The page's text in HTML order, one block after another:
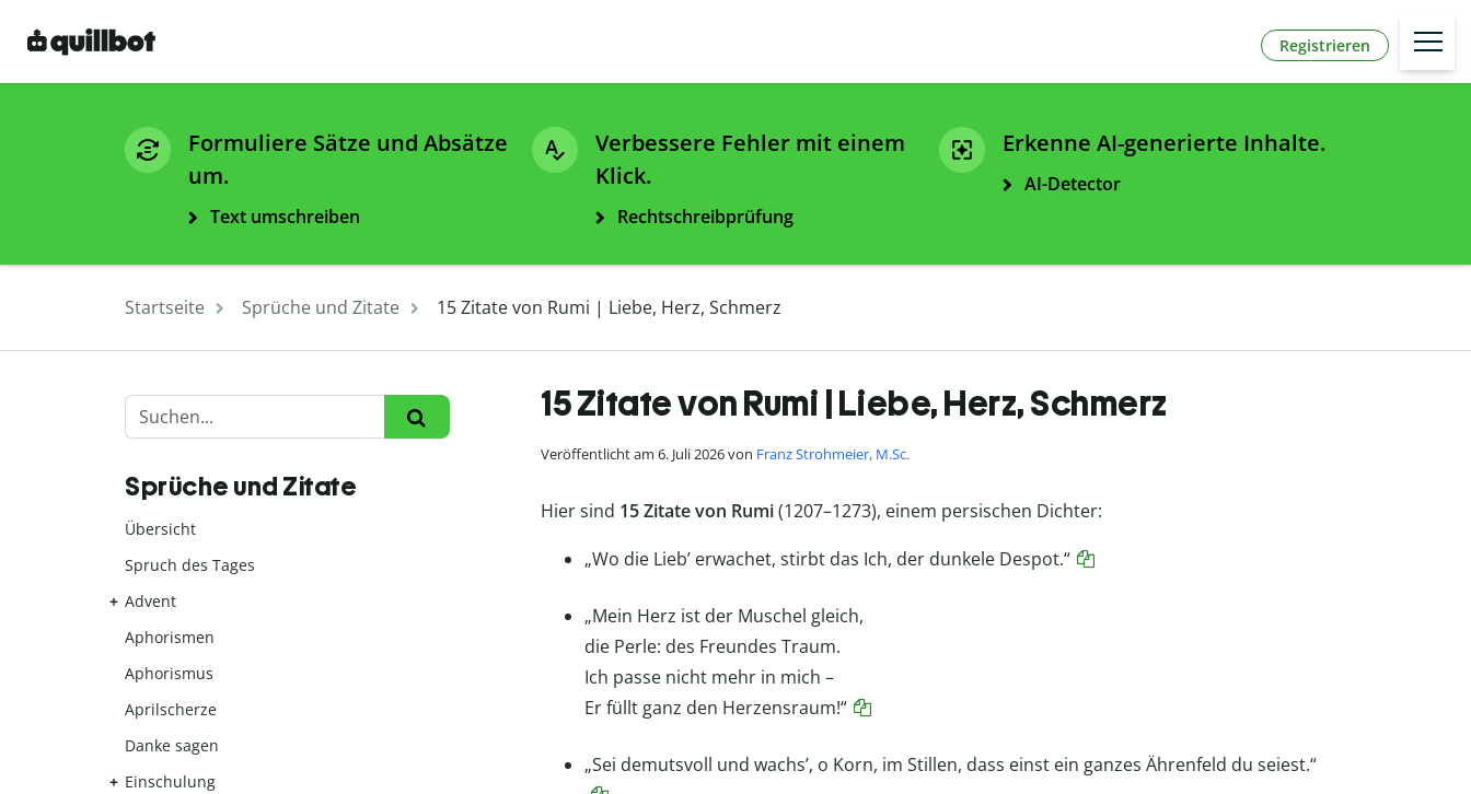
Registrieren
Formuliere Sätze und Absätze
um.
Text umschreiben
Verbessere Fehler mit einem
Klick.
Rechtschreibprüfung
Erkenne AI-generierte Inhalte.
AI-Detector
Startseite Sprüche und Zitate 15 Zitate von Rumi | Liebe, Herz, Schmerz
15 Zitate von Rumi | Liebe, Herz, Schmerz
Veröffentlicht am 6. Juli 2026 von Franz Strohmeier, M.Sc.
Hier sind 15 Zitate von Rumi(1207–1273), einem persischen Dichter:
„Wo die Lieb’ erwachet, stirbt das Ich, der dunkele Despot.“
„Mein Herz ist der Muschel gleich,
die Perle: des Freundes Traum.
Ich passe nicht mehr in mich –
Er füllt ganz den Herzensraum!“
„Sei demutsvoll und wachs’, o Korn, im Stillen, dass einst ein ganzes Ährenfeld du seiest.“
Sprüche und Zitate
Übersicht
Spruch des Tages
Advent
Aphorismen
Aphorismus
Aprilscherze
Danke sagen
Einschulung